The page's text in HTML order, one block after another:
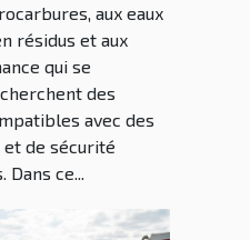
aux eaux
résidus et aux
qui se
des
avec des
et de sécurité
ce...